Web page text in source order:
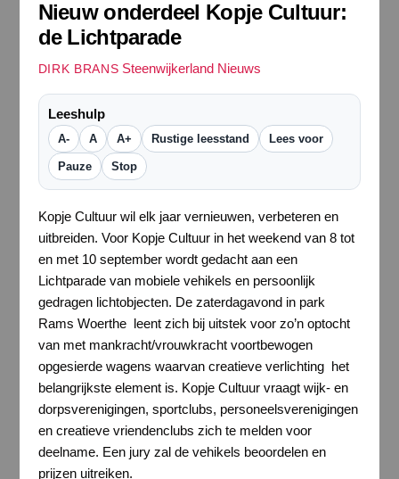
Nieuw onderdeel Kopje Cultuur:
de Lichtparade
DIRK BRANS Steenwijkerland Nieuws
Leeshulp
A- A A+ Rustige leesstand Lees voor
Pauze Stop
Kopje Cultuur wil elk jaar vernieuwen, verbeteren en
uitbreiden. Voor Kopje Cultuur in het weekend van 8 tot
en met 10 september wordt gedacht aan een
Lichtparade van mobiele vehikels en persoonlijk
gedragen lichtobjecten. De zaterdagavond in park
Rams Woerthe leent zich bij uitstek voor zo’n optocht
van met mankracht/vrouwkracht voortbewogen
opgesierde wagens waarvan creatieve verlichting het
belangrijkste element is. Kopje Cultuur vraagt wijk- en
dorpsverenigingen, sportclubs, personeelsverenigingen
en creatieve vriendenclubs zich te melden voor
deelname. Een jury zal de vehikels beoordelen en
prijzen uitreiken.